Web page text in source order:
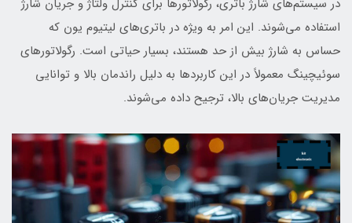
استفاده می‌شوند. این امر به ویژه در باتری‌های لیتیوم یون که
حساس به شارژ بیش از حد هستند، بسیار حیاتی است. رگولاتورهای
سوئیچینگ معمولاً در این کاربردها به دلیل راندمان بالا و توانایی
مدیریت جریان‌های بالا، ترجیح داده می‌شوند.